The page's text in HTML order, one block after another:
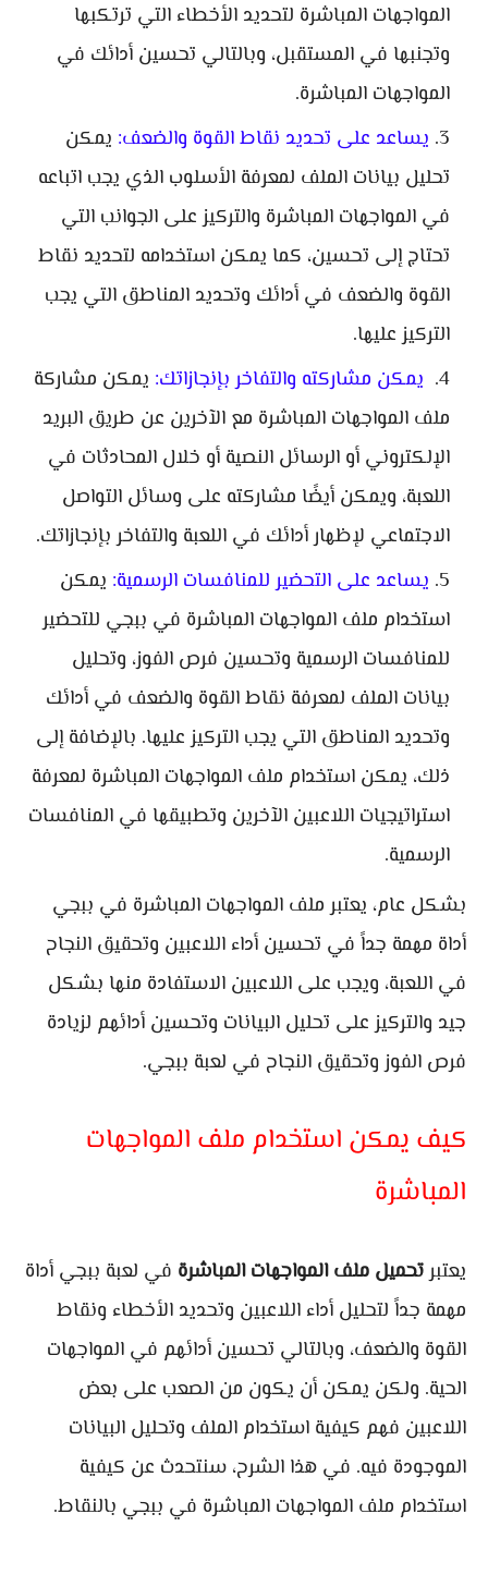
المواجهات المباشرة لتحديد الأخطاء التي ترتكبها
وتجنبها في المستقبل، وبالتالي تحسين أدائك في
المواجهات المباشرة.
يساعد على تحديد نقاط القوة والضعف: يمكن
تحليل بيانات الملف لمعرفة الأسلوب الذي يجب اتباعه
في المواجهات المباشرة والتركيز على الجوانب التي
تحتاج إلى تحسين، كما يمكن استخدامه لتحديد نقاط
القوة والضعف في أدائك وتحديد المناطق التي يجب
التركيز عليها.
يمكن مشاركته والتفاخر بإنجازاتك: يمكن مشاركة
ملف المواجهات المباشرة مع الآخرين عن طريق البريد
الإلكتروني أو الرسائل النصية أو خلال المحادثات في
اللعبة، ويمكن أيضًا مشاركته على وسائل التواصل
الاجتماعي لإظهار أدائك في اللعبة والتفاخر بإنجازاتك.
يساعد على التحضير للمنافسات الرسمية: يمكن
استخدام ملف المواجهات المباشرة في ببجي للتحضير
للمنافسات الرسمية وتحسين فرص الفوز، وتحليل
بيانات الملف لمعرفة نقاط القوة والضعف في أدائك
وتحديد المناطق التي يجب التركيز عليها. بالإضافة إلى
ذلك، يمكن استخدام ملف المواجهات المباشرة لمعرفة
استراتيجيات اللاعبين الآخرين وتطبيقها في المنافسات
الرسمية.
بشكل عام، يعتبر ملف المواجهات المباشرة في ببجي
أداة مهمة جداً في تحسين أداء اللاعبين وتحقيق النجاح
في اللعبة، ويجب على اللاعبين الاستفادة منها بشكل
جيد والتركيز على تحليل البيانات وتحسين أدائهم لزيادة
فرص الفوز وتحقيق النجاح في لعبة ببجي.
كيف يمكن استخدام ملف المواجهات
المباشرة
يعتبرتحميل ملف المواجهات المباشرة في لعبة ببجي أداة
مهمة جداً لتحليل أداء اللاعبين وتحديد الأخطاء ونقاط
القوة والضعف، وبالتالي تحسين أدائهم في المواجهات
الحية. ولكن يمكن أن يكون من الصعب على بعض
اللاعبين فهم كيفية استخدام الملف وتحليل البيانات
الموجودة فيه. في هذا الشرح، سنتحدث عن كيفية
استخدام ملف المواجهات المباشرة في ببجي بالنقاط.